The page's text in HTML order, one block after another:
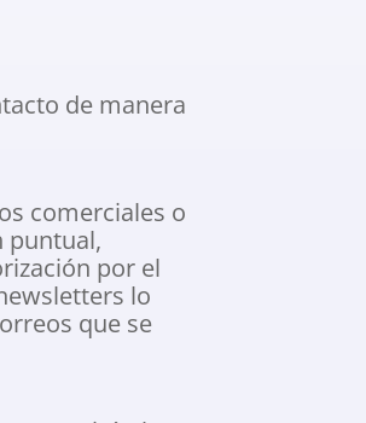
de manera
comerciales o
puntual,
por el
lo
que se